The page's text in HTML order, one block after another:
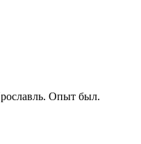
Опыт был.